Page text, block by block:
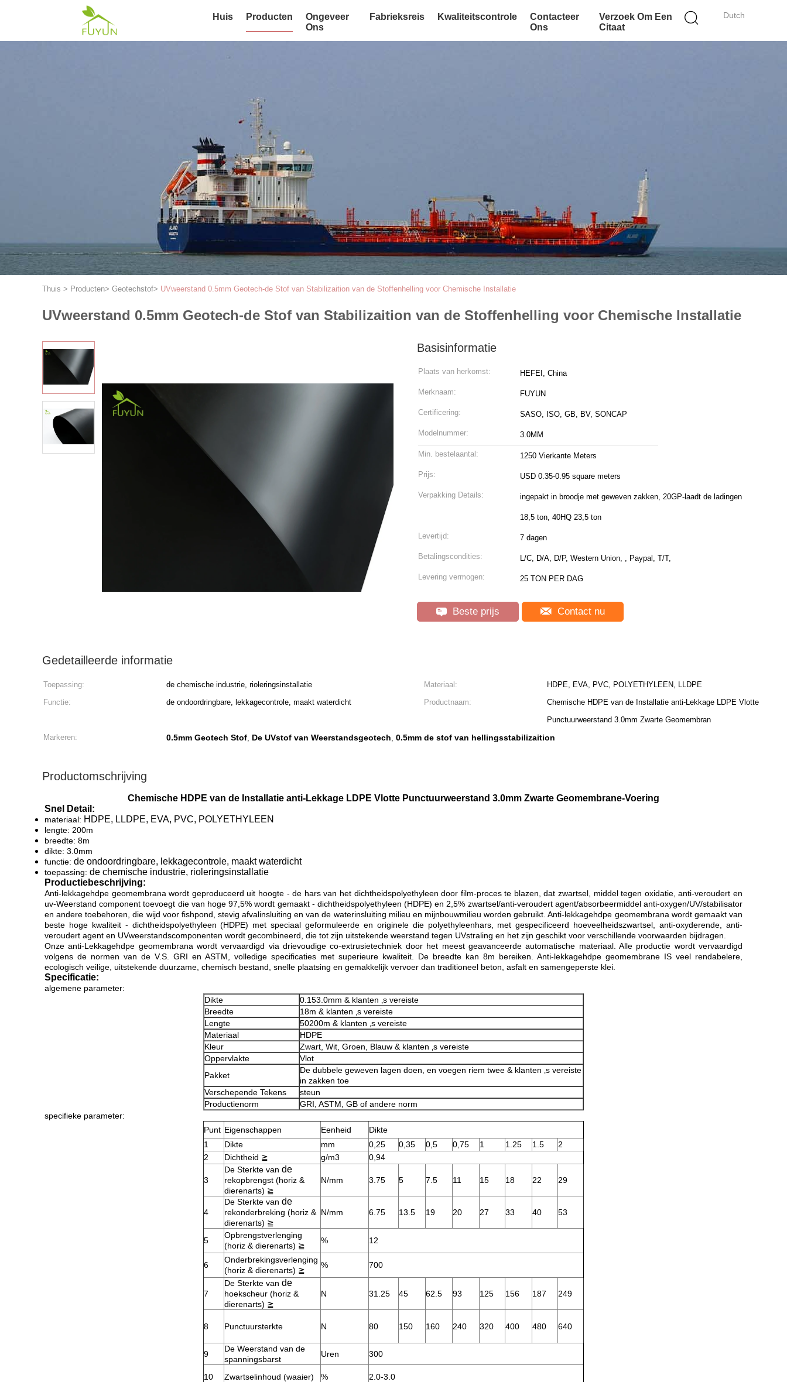
Dutch
Huis Producten
Ongeveer
Ons
Fabrieksreis Kwaliteitscontrole
Contacteer
Ons
Verzoek Om Een
Citaat
Thuis > Producten> Geotechstof> UVweerstand 0.5mm Geotech-de Stof van Stabilizaition van de Stoffenhelling voor Chemische Installatie
UVweerstand 0.5mm Geotech-de Stof van Stabilizaition van de Stoffenhelling voor Chemische Installatie
Basisinformatie
Plaats van herkomst: HEFEI, China
Merknaam: FUYUN
Certificering: SASO, ISO, GB, BV, SONCAP
Modelnummer: 3.0MM
Min. bestelaantal: 1250 Vierkante Meters
Prijs: USD 0.35-0.95 square meters
Verpakking Details: ingepakt in broodje met geweven zakken, 20GP-laadt de ladingen
18,5 ton, 40HQ 23,5 ton
Levertijd: 7 dagen
Betalingscondities: L/C, D/A, D/P, Western Union, , Paypal, T/T,
Levering vermogen: 25 TON PER DAG
Beste prijs Contact nu
Gedetailleerde informatie
Toepassing: de chemische industrie, rioleringsinstallatie Materiaal:
HDPE, EVA, PVC, POLYETHYLEEN, LLDPE
Functie:
de ondoordringbare, lekkagecontrole, maakt waterdicht Productnaam:
Chemische HDPE van de Installatie anti-Lekkage LDPE Vlotte
Punctuurweerstand 3.0mm Zwarte Geomembran
Markeren:
0.5mm Geotech Stof, De UVstof van Weerstandsgeotech, 0.5mm de stof van hellingsstabilizaition
Productomschrijving
Chemische HDPE van de Installatie anti-Lekkage LDPE Vlotte Punctuurweerstand 3.0mm Zwarte Geomembrane-Voering
Snel Detail:
materiaal: HDPE, LLDPE, EVA, PVC, POLYETHYLEEN
lengte: 200m
breedte: 8m
dikte: 3.0mm
functie: de ondoordringbare, lekkagecontrole, maakt waterdicht
toepassing: de chemische industrie, rioleringsinstallatie
Productiebeschrijving:
Anti-lekkagehdpe geomembrana wordt geproduceerd uit hoogte - de hars van het dichtheidspolyethyleen door film-proces te blazen, dat zwartsel, middel tegen oxidatie, anti-veroudert en
uv-Weerstand component toevoegt die van hoge 97,5% wordt gemaakt - dichtheidspolyethyleen (HDPE) en 2,5% zwartsel/anti-veroudert agent/absorbeermiddel anti-oxygen/UV/stabilisator
en andere toebehoren, die wijd voor fishpond, stevig afvalinsluiting en van de waterinsluiting milieu en mijnbouwmilieu worden gebruikt. Anti-lekkagehdpe geomembrana wordt gemaakt van
beste hoge kwaliteit - dichtheidspolyethyleen (HDPE) met speciaal geformuleerde en originele die polyethyleenhars, met gespecificeerd hoeveelheidszwartsel, anti-oxyderende, anti-
veroudert agent en UVweerstandscomponenten wordt gecombineerd, die tot zijn uitstekende weerstand tegen UVstraling en het zijn geschikt voor verschillende voorwaarden bijdragen.
Onze anti-Lekkagehdpe geomembrana wordt vervaardigd via drievoudige co-extrusietechniek door het meest geavanceerde automatische materiaal. Alle productie wordt vervaardigd
volgens de normen van de V.S. GRI en ASTM, volledige specificaties met superieure kwaliteit. De breedte kan 8m bereiken. Anti-lekkagehdpe geomembrane IS veel rendabelere,
ecologisch veilige, uitstekende duurzame, chemisch bestand, snelle plaatsing en gemakkelijk vervoer dan traditioneel beton, asfalt en samengeperste klei.
Specificatie:
algemene parameter:
Dikte
0.153.0mm & klanten ‚s vereiste
Breedte
18m & klanten ‚s vereiste
Lengte
50200m & klanten ‚s vereiste
Materiaal
HDPE
Kleur
Zwart, Wit, Groen, Blauw & klanten ‚s vereiste
Oppervlakte
Vlot
Pakket
De dubbele geweven lagen doen, en voegen riem twee & klanten ‚s vereiste
in zakken toe
Verschepende Tekens
steun
Productienorm
GRI, ASTM, GB of andere norm
specifieke parameter:
Punt Eigenschappen Eenheid
Dikte
1
Dikte mm 0,25 0,35 0,5 0,75 1 1.25 1.5
2
2
Dichtheid ≧ g/m3 0,94
3
De Sterkte van de
rekopbrengst (horiz &
dierenarts) ≧
N/mm 3.75 5 7.5 11 15 18 22 29
4
De Sterkte van de
rekonderbreking (horiz &
dierenarts) ≧
N/mm 6.75 13.5 19 20 27 33 40 53
5
Opbrengstverlenging
(horiz & dierenarts) ≧
% 12
6
Onderbrekingsverlenging
(horiz & dierenarts) ≧
% 700
7
De Sterkte van de
hoekscheur (horiz &
dierenarts) ≧
N 31.25 45 62.5 93 125 156 187 249
8 Punctuursterkte N 80 150 160 240 320 400 480 640
9
De Weerstand van de
spanningsbarst
Uren 300
10 Zwartselinhoud (waaier) % 2.0-3.0